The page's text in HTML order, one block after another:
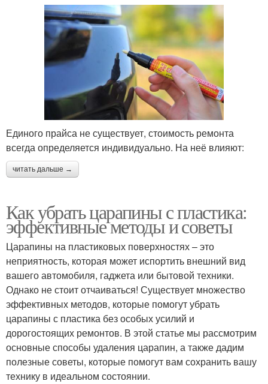
Единого прайса не существует, стоимость ремонта
всегда определяется индивидуально. На неё влияют:
читать дальше →
Как убрать царапины с пластика:
эффективные методы и советы
Царапины на пластиковых поверхностях – это
неприятность, которая может испортить внешний вид
вашего автомобиля, гаджета или бытовой техники.
Однако не стоит отчаиваться! Существует множество
эффективных методов, которые помогут убрать
царапины с пластика без особых усилий и
дорогостоящих ремонтов. В этой статье мы рассмотрим
основные способы удаления царапин, а также дадим
полезные советы, которые помогут вам сохранить вашу
технику в идеальном состоянии.